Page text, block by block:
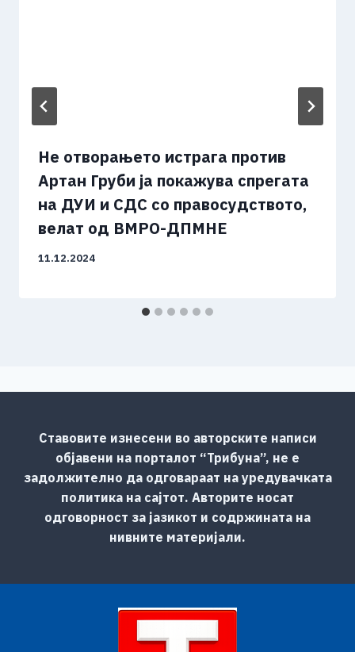
Не отворањето истрага против
Артан Груби ја покажува спрегата
на ДУИ и СДС со правосудството,
велат од ВМРО-ДПМНЕ
11.12.2024
Ставовите изнесени во авторските написи
објавени на порталот “Трибуна”, не е
задолжително да одговараат на уредувачката
политика на сајтот. Авторите носат
одговорност за јазикот и содржината на
нивните материјали.